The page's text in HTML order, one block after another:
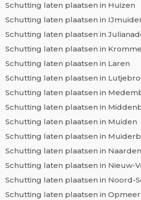
Schutting laten plaatsen in Huizen
Schutting laten plaatsen in
Schutting laten plaatsen in
Schutting laten plaatsen in
Schutting laten plaatsen in Laren
Schutting laten plaatsen in
Schutting laten plaatsen in
Schutting laten plaatsen in
Schutting laten plaatsen in Muiden
Schutting laten plaatsen in
Schutting laten plaatsen in Naarden
Schutting laten plaatsen in Nieuw-
Schutting laten plaatsen in Noord-
Schutting laten plaatsen in Opmeer